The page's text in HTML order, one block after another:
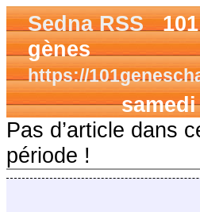
Sedna RSS101
gènes
https://
samedi
Pas d’article dans
période !